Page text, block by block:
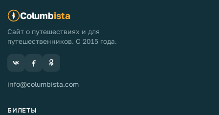
Columbista
Сайт о путешествиях и для
путешественников. С 2015 года.
info@columbista.com
БИЛЕТЫ